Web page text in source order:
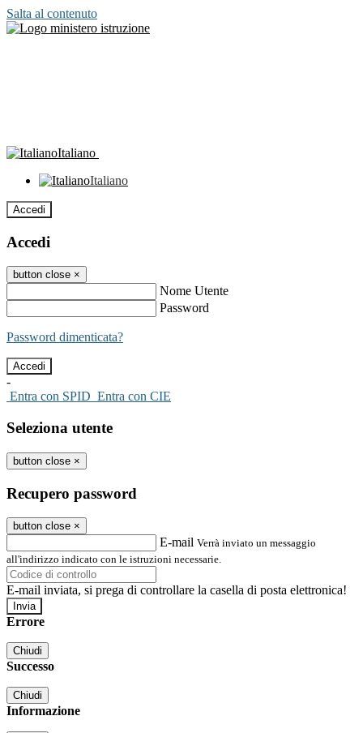
Salta al contenuto
Italiano
Italiano
Accedi
Accedi
button close ×
Nome Utente
Password
Password dimenticata?
-
Entra con SPID Entra con CIE
Seleziona utente
button close ×
Recupero password
button close ×
E-mail Verrà inviato un messaggio
all'indirizzo indicato con le istruzioni necessarie.
E-mail inviata, si prega di controllare la casella di posta elettronica!
Errore
Chiudi
Successo
Chiudi
Informazione